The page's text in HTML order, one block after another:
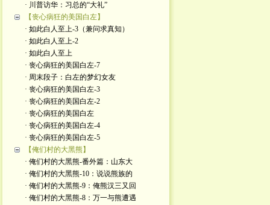
· 川普访华：习总的“大礼”
【丧心病狂的美国白左】
· 如此白人至上-3（兼问求真知）
· 如此白人至上-2
· 如此白人至上
· 丧心病狂的美国白左-7
· 周末段子：白左的梦幻女友
· 丧心病狂的美国白左-3
· 丧心病狂的美国白左-2
· 丧心病狂的美国白左
· 丧心病狂的美国白左-4
· 丧心病狂的美国白左-5
【俺们村的大黑熊】
· 俺们村的大黑熊-番外篇：山东大
· 俺们村的大黑熊-10：说说熊族的
· 俺们村的大黑熊-9：俺熊汉三又回
· 俺们村的大黑熊-8：万一与熊遭遇